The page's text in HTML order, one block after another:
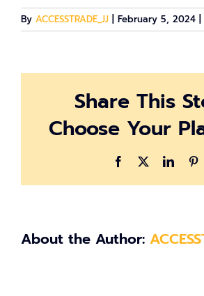
By ACCESSTRADE_JJ February 5, 2024
Share This
Choose Your
Facebook
About the Author: